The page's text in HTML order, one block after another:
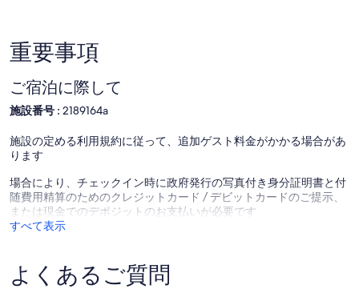
重要事項
ご宿泊に際して
施設番号 : 2189164a
施設の定める利用規約に従って、追加ゲスト料金がかかる場合があ
ります
場合により、チェックイン時に政府発行の写真付き身分証明書と付
随費用精算のためのクレジットカード / デビットカードのご提示、
または現金でのデポジットのお支払いが必要です
すべて表示
よくあるご質問